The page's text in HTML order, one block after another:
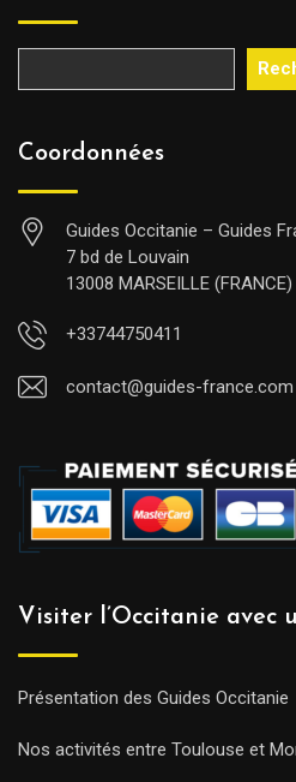
Coordonnées
Guides Occitanie – Guides
7 bd de Louvain
13008 MARSEILLE (FRANCE)
+33744750411
contact@guides-france.com
Visiter l’Occitanie avec
Présentation des Guides Occitanie
Nos activités entre Toulouse et